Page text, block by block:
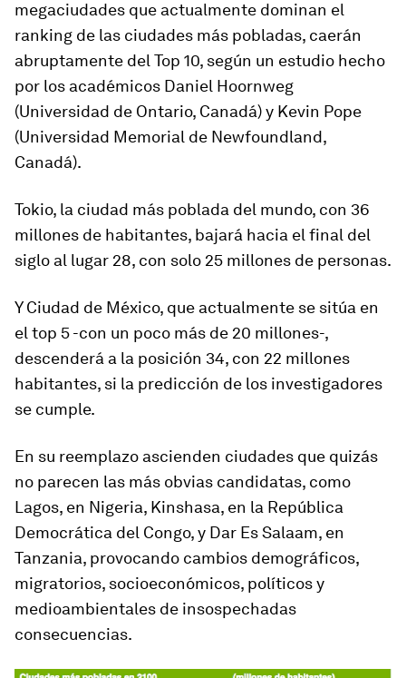
megaciudades que actualmente dominan el
ranking de las ciudades más pobladas, caerán
abruptamente del Top 10, según un estudio hecho
por los académicos Daniel Hoornweg
(Universidad de Ontario, Canadá) y Kevin Pope
(Universidad Memorial de Newfoundland,
Canadá).
Tokio, la ciudad más poblada del mundo, con 36
millones de habitantes, bajará hacia el final del
siglo al lugar 28, con solo 25 millones de personas.
YCiudad de México, que actualmente se sitúa en
el top 5 -con un poco más de 20 millones-,
descenderá a la posición 34, con 22 millones
habitantes, si la predicción de los investigadores
se cumple.
En su reemplazo ascienden ciudades que quizás
no parecen las más obvias candidatas, como
Lagos, en Nigeria, Kinshasa, en la República
Democrática del Congo, y Dar Es Salaam, en
Tanzania, provocando cambios demográficos,
migratorios, socioeconómicos, políticos y
medioambientales de insospechadas
consecuencias.